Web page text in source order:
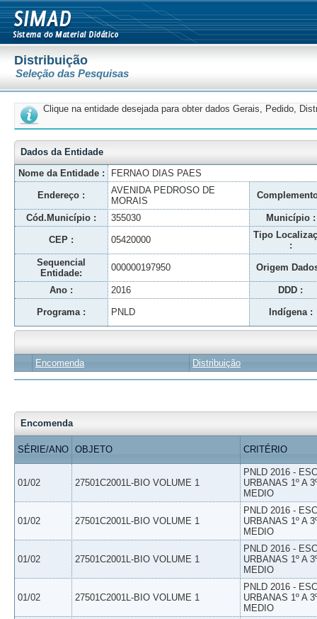
Distribuição
Seleção das Pesquisas
Clique na entidade desejada para obter dados Gerais, Pedido,
Dados da Entidade
Nome da Entidade :
FERNAO DIAS PAES
Endereço :
AVENIDA PEDROSO DE
MORAIS
Cód.Município : 355030 Município :
CEP : 05420000
Tipo
:
Sequencial
Entidade:
000000197950 Origem
Ano : 2016 DDD :
Programa : PNLD Indígena :
Encomenda Distribuição
Encomenda
SÉRIE/ANO OBJETO CRITÉRIO
01/02 27501C2001L-BIO VOLUME 1
PNLD 2016 -
URBANAS 1º A
MEDIO
01/02 27501C2001L-BIO VOLUME 1
PNLD 2016 -
URBANAS 1º A
MEDIO
01/02 27501C2001L-BIO VOLUME 1
PNLD 2016 -
URBANAS 1º A
MEDIO
01/02 27501C2001L-BIO VOLUME 1
PNLD 2016 -
URBANAS 1º A
MEDIO